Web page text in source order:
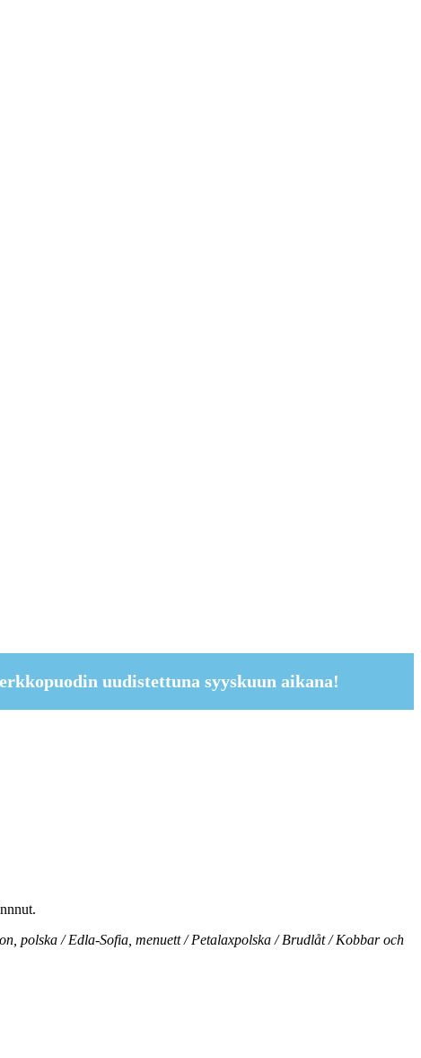
uudistettuna syyskuun aikana!
polska / Edla-Sofia, menuett / Petalaxpolska / Brudlåt / Kobbar och